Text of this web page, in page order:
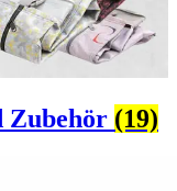
Zubehör (19)